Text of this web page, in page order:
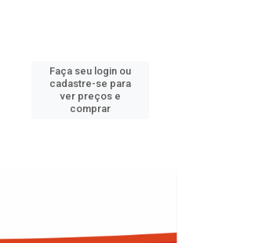
Faça seu login ou
cadastre-se para
ver preços e
comprar